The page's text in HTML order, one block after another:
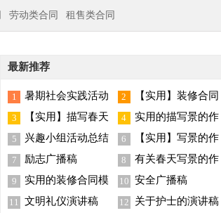
劳动类合同 租售类合同
最新推荐
1
暑期社会实践活动
总结
2
【实用】装修合同
范文汇总5篇
3
【实用】描写春天
写景的作文合集7篇
4
实用的描写景的作
文汇总6篇
5 兴趣小组活动总结 6
【实用】写景的作
文汇编7篇
7 励志广播稿 8
有关春天写景的作
文六篇
9
实用的装修合同模
板集锦八篇
10 安全广播稿
11 文明礼仪演讲稿 12
关于护士的演讲稿